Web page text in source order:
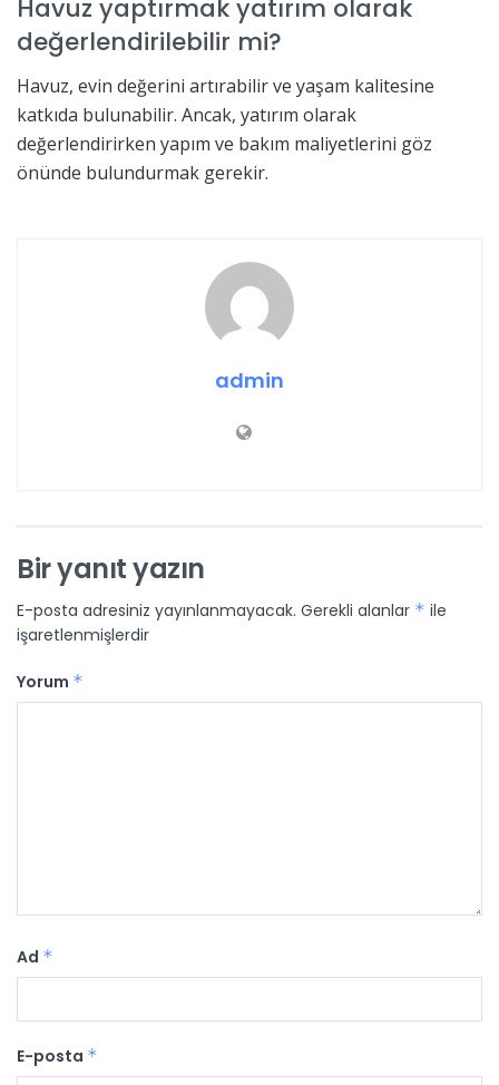
Havuz yaptırmak yatırım olarak
değerlendirilebilir mi?
Havuz, evin değerini artırabilir ve yaşam kalitesine
katkıda bulunabilir. Ancak, yatırım olarak
değerlendirirken yapım ve bakım maliyetlerini göz
önünde bulundurmak gerekir.
admin
Bir yanıt yazın
E-posta adresiniz yayınlanmayacak. Gerekli alanlar * ile
işaretlenmişlerdir
Yorum *
Ad *
E-posta *